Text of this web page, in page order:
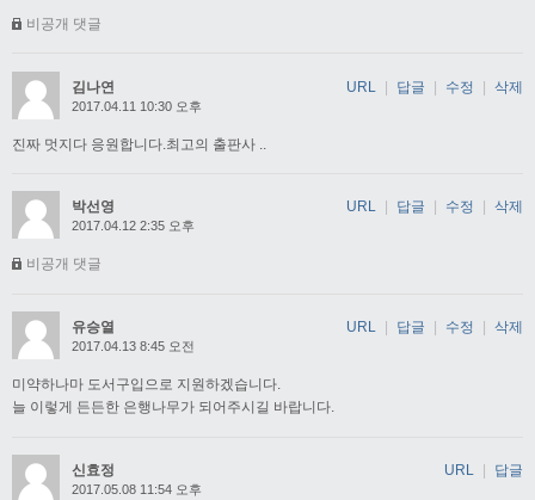
비공개 댓글
김나연
2017.04.11 10:30 오후
진짜 멋지다 응원합니다.최고의 출판사 ..
URL | 답글 | 수정 | 삭제
박선영
2017.04.12 2:35 오후
비공개 댓글
URL 답글 수정 삭제
유승열
2017.04.13 8:45 오전
미약하나마 도서구입으로 지원하겠습니다.
늘 이렇게 든든한 은행나무가 되어주시길 바랍니다.
URL 답글 수정 삭제
신효정
2017.05.08 11:54 오후
URL 답글